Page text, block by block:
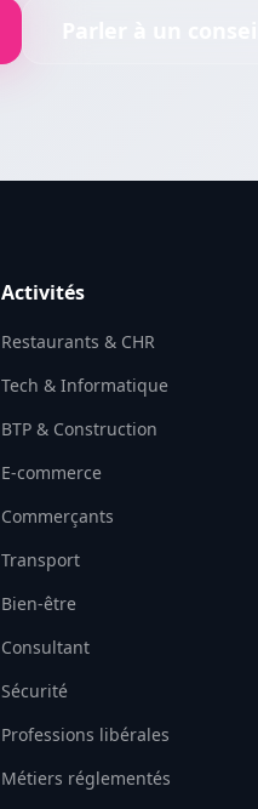
Activités
Restaurants & CHR
Tech & Informatique
BTP & Construction
E-commerce
Commerçants
Transport
Bien-être
Consultant
Sécurité
Professions libérales
Métiers réglementés